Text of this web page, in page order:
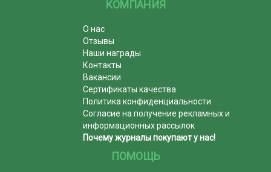
КОМПАНИЯ
О нас
Отзывы
Наши награды
Контакты
Вакансии
Сертификаты качества
Политика конфиденциальности
Согласие на получение рекламных и
информационных рассылок
Почему журналы покупают у нас!
ПОМОЩЬ